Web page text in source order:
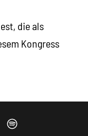
die als
Kongress